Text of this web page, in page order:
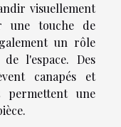
visuellement
une touche de
un rôle
l'espace. Des
canapés et
permettent une